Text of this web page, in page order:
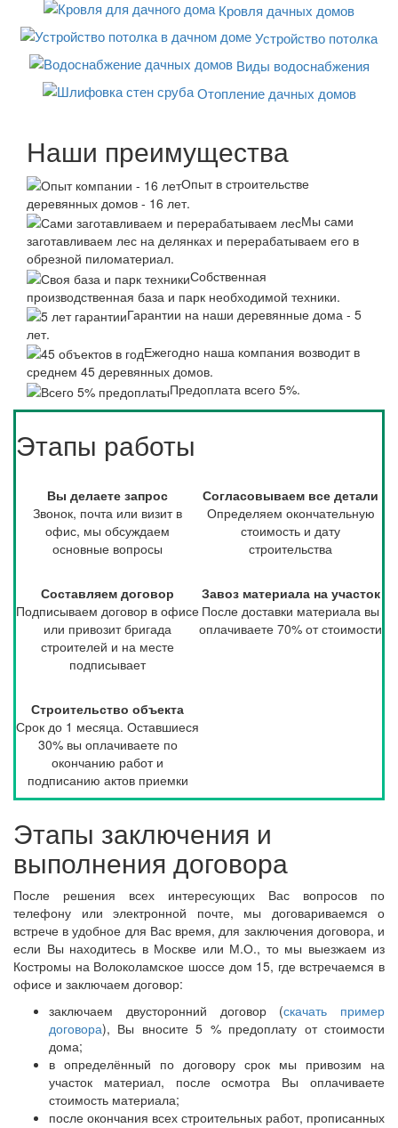
Кровля дачных домов
Устройство потолка
Виды водоснабжения
Отопление дачных домов
Наши преимущества
Опыт в строительстве
деревянных домов - 16 лет.
Мы сами
заготавливаем лес на делянках и перерабатываем его в
обрезной пиломатериал.
Собственная
производственная база и парк необходимой техники.
Гарантии на наши деревянные дома - 5
лет.
Ежегодно наша компания возводит в
среднем 45 деревянных домов.
Предоплата всего 5%.
Этапы работы
Вы делаете запрос
Звонок, почта или визит в
офис, мы обсуждаем
основные вопросы
Согласовываем все детали
Определяем окончательную
стоимость и дату
строительства
Составляем договор
Подписываем договор в офисе
или привозит бригада
строителей и на месте
подписывает
Завоз материала на участок
После доставки материала вы
оплачиваете 70% от стоимости
Строительство объекта
Срок до 1 месяца. Оставшиеся
30% вы оплачиваете по
окончанию работ и
подписанию актов приемки
Этапы заключения и
выполнения договора
После решения всех интересующих Вас вопросов по
телефону или электронной почте, мы договариваемся о
встрече в удобное для Вас время, для заключения договора, и
если Вы находитесь в Москве или М.О., то мы выезжаем из
Костромы на Волоколамское шоссе дом 15, где встречаемся в
офисе и заключаем договор:
заключаем двусторонний договор (скачать пример
договора), Вы вносите 5 % предоплату от стоимости
дома;
в определённый по договору срок мы привозим на
участок материал, после осмотра Вы оплачиваете
стоимость материала;
после окончания всех строительных работ, прописанных